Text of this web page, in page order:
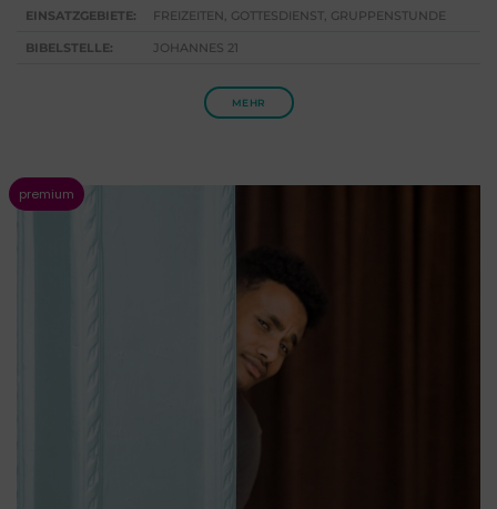
EINSATZGEBIETE: FREIZEITEN, GOTTESDIENST, GRUPPENSTUNDE
BIBELSTELLE: JOHANNES 21
MEHR